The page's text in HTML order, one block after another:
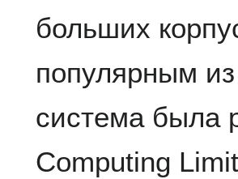
больших
популярным
система была
Computing